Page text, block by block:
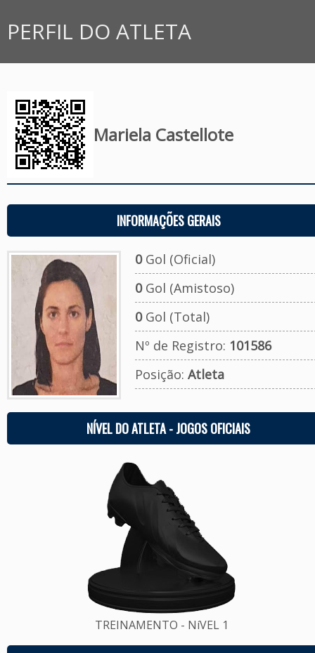
PERFIL DO ATLETA
Mariela Castellote
INFORMAÇÕES GERAIS
0Gol (Oficial)
0Gol (Amistoso)
0Gol (Total)
Nº de Registro: 101586
Posição: Atleta
NÍVEL DO ATLETA - JOGOS OFICIAIS
TREINAMENTO - NíVEL 1